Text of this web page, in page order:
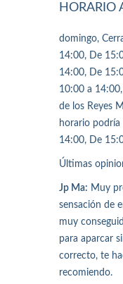
HORARIO
domingo,
14:00, De
14:00, De
10:00 a
de los Reyes
horario podría
14:00, De
Últimas
Jp Ma: Muy
sensación de
muy
para aparcar
correcto, te
recomiendo.